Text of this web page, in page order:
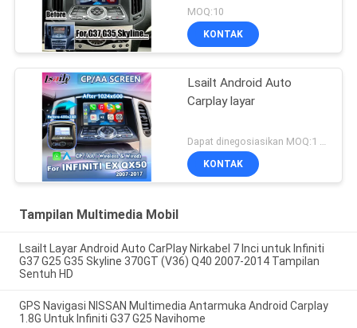
G35 Skyline 370GT (V36)
Q40 2007-2014 Tampilan
Sentuh HD
MOQ:10
KONTAK
Lsailt Android Auto
Carplay layar
KONTAK
Tampilan Multimedia Mobil
Lsailt Layar Android Auto CarPlay Nirkabel 7 Inci untuk Infiniti
G37 G25 G35 Skyline 370GT (V36) Q40 2007-2014 Tampilan
Sentuh HD
GPS Navigasi NISSAN Multimedia Antarmuka Android Carplay
1.8G Untuk Infiniti G37 G25 Navihome